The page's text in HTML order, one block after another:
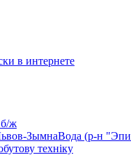
в интернете
б/ж
ЗымнаВода (р-н
техніку